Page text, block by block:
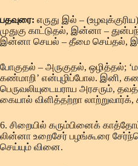
பதவுரை: எருது இல் –
முதுகு காட்டுதல், இன்னா –
இன்னா செயல் – தீமை செய்தல்,
போகுதல் – அருகுதல்,
கண்மாறி’ என்புழிப்போல. இனி,
பெருவலியுடையராய அரசரும்,
கையால் விளித்தற்றா
6. சிறையில் கரும்பினைக்
லின்னா உறைசேர் பழங்கூரை
செய்யும் வினை.